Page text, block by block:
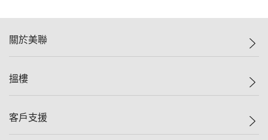
關於美聯
美聯集團
人才招募
搵樓
一手新盤
客戶支援